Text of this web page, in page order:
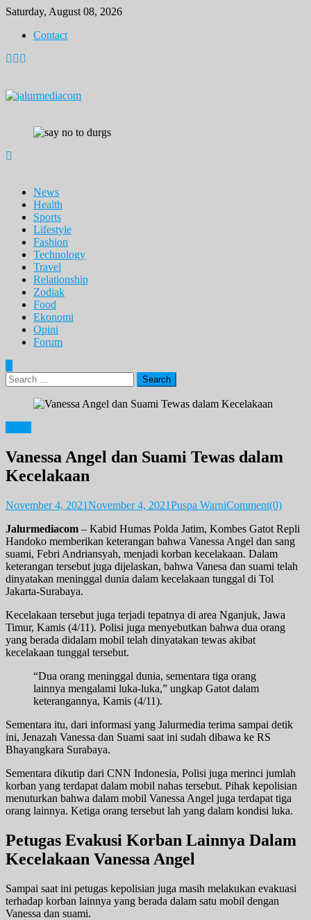
Skip
content
Saturday, August 08, 2026
Contact
News
Health
Sports
Lifestyle
Fashion
Technology
Travel
Relationship
Zodiak
Food
Ekonomi
Opini
Forum
Search
for:
Vanessa Angel dan Suami Tewas dalam
Kecelakaan
November 4, 2021November 4, 2021Puspa WarniComment(0)
Jalurmediacom – Kabid Humas Polda Jatim, Kombes Gatot Repli
Handoko memberikan keterangan bahwa Vanessa Angel dan sang
suami, Febri Andriansyah, menjadi korban kecelakaan. Dalam
keterangan tersebut juga dijelaskan, bahwa Vanesa dan suami telah
dinyatakan meninggal dunia dalam kecelakaan tunggal di Tol
Jakarta-Surabaya.
Kecelakaan tersebut juga terjadi tepatnya di area Nganjuk, Jawa
Timur, Kamis (4/11). Polisi juga menyebutkan bahwa dua orang
yang berada didalam mobil telah dinyatakan tewas akibat
kecelakaan tunggal tersebut.
“Dua orang meninggal dunia, sementara tiga orang
lainnya mengalami luka-luka,” ungkap Gatot dalam
keterangannya, Kamis (4/11).
Sementara itu, dari informasi yang Jalurmedia terima sampai detik
ini, Jenazah Vanessa dan Suami saat ini sudah dibawa ke RS
Bhayangkara Surabaya.
Sementara dikutip dari CNN Indonesia, Polisi juga merinci jumlah
korban yang terdapat dalam mobil nahas tersebut. Pihak kepolisian
menuturkan bahwa dalam mobil Vanessa Angel juga terdapat tiga
orang lainnya. Ketiga orang tersebut lah yang dalam kondisi luka.
Petugas Evakusi Korban Lainnya Dalam
Kecelakaan Vanessa Angel
Sampai saat ini petugas kepolisian juga masih melakukan evakuasi
terhadap korban lainnya yang berada dalam satu mobil dengan
Vanessa dan suami.